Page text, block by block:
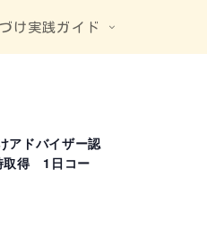
け実践ガイド
アドバイザー認
取得 1日コー